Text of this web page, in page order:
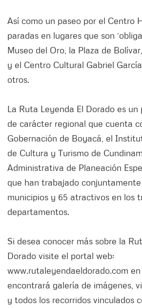
Así como un paseo por el Centro
paradas en lugares que son
Museo del Oro, la Plaza de
y el Centro Cultural Gabriel
otros.
La Ruta Leyenda El Dorado es
de carácter regional que cuenta
Gobernación de Boyacá, el
de Cultura y Turismo de
Administrativa de Planeación
que han trabajado
municipios y 65 atractivos en los
departamentos.
Si desea conocer más sobre la
Dorado visite el portal web:
www.rutaleyendaeldorado.com
encontrará galería de imágenes,
y todos los recorridos vinculados